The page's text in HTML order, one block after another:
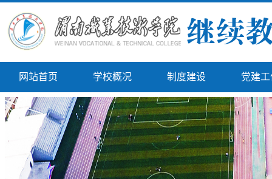
网站首页 学校概况 制度建设 党建